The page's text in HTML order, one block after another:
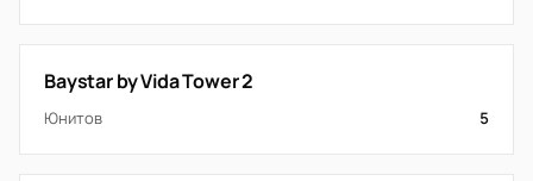
Baystar by Vida Tower 2
Юнитов 5